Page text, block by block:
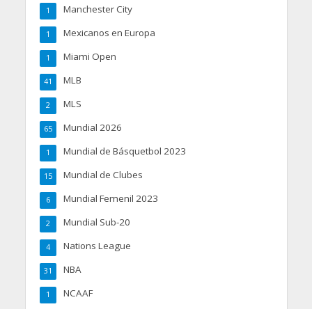
Manchester City
1
Mexicanos en Europa
1
Miami Open
1
MLB
41
MLS
2
Mundial 2026
65
Mundial de Básquetbol 2023
1
Mundial de Clubes
15
Mundial Femenil 2023
6
Mundial Sub-20
2
Nations League
4
NBA
31
NCAAF
1